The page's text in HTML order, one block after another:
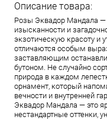
Описание товара:
Розы Эквадор Мандала —
изысканности и
экзотическую красоту и
отличаются особым
заставляющим
бутоном. Не случайно
природа в каждом
орнамент, который
вечности и внутренней
Эквадор Мандала — это
нестандартные оттенки,